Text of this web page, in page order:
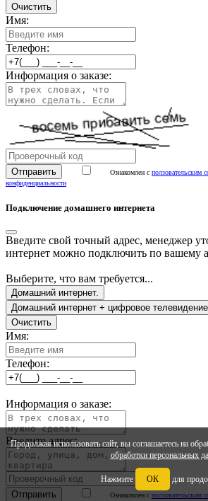
Продолжая использовать сайт, вы соглашаетесь на
обработки персональных
Нажмите ОК для
Очистить
Имя:
Телефон:
Информация о заказе:
Ознакомлен с ползовательским
конфиденциальности
Подключение домашнего интернета
Введите свой точный адрес, менеджер
интернет можно подключить по вашему
Выберите, что вам требуется...
Домашний интернет.
Домашний интернет + цифровое телевидение.
Очистить
Имя:
Телефон:
Информация о заказе:
Введите адрес:
Ознакомлен с ползовательским